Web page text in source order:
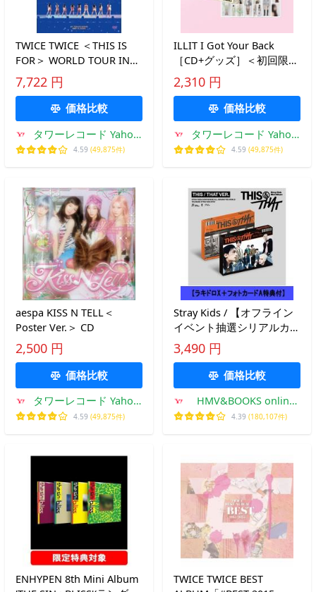
TWICE TWICE ＜THIS IS
FOR＞ WORLD TOUR IN
JAPAN ［2DVD+フォトブ
ックレット+グッズ］＜初
回限定盤＞ DVD ※特典あ
り
7,722 円
価格比較
タワーレコード Yahoo!
店
4.59 (49,875件)
ILLIT I Got Your Back
［CD+グッズ］＜初回限定
盤＞ 12cmCD Single ※特
典あり
2,310 円
価格比較
タワーレコード Yahoo!
店
4.59 (49,875件)
aespa KISS N TELL＜
Poster Ver.＞ CD
2,500 円
価格比較
タワーレコード Yahoo!
店
4.59 (49,875件)
Stray Kids / 【オフライン
イベント抽選シリアルカー
ド付与】 THIS &amp;
THAT (THIS VER. / THAT
VER.) (ランダムカバー・バ
3,490 円
価格比較
HMV&BOOKS online
Yahoo!店
4.39 (180,107件)
ENHYPEN 8th Mini Album
TWICE TWICE BEST